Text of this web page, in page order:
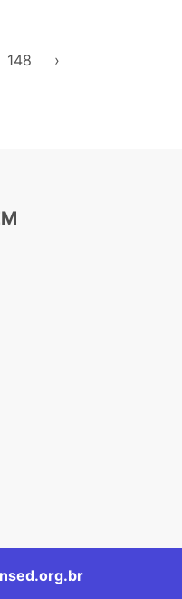
148 ›